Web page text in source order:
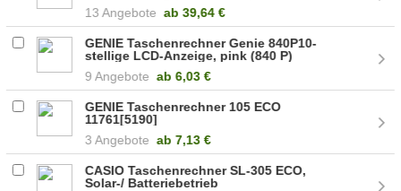
13 Angebote ab 39,64 €
GENIE Taschenrechner Genie 840P10-
stellige LCD-Anzeige, pink (840 P)
9 Angebote ab 6,03 €
GENIE Taschenrechner 105 ECO
11761[5190]
3 Angebote ab 7,13 €
CASIO Taschenrechner SL-305 ECO,
Solar-/ Batteriebetrieb